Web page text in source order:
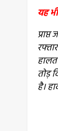
यह
तोड़
है।